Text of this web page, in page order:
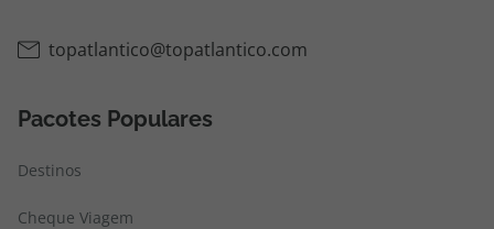
topatlantico@topatlantico.com
Pacotes Populares
Destinos
Cheque Viagem